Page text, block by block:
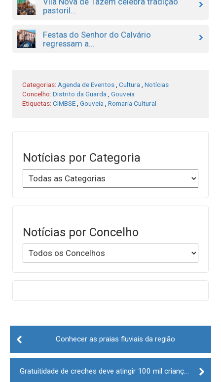
pastoril...
Festas do Senhor do Calvário
regressam a...
Categorias: Agenda de Eventos, Cultura, Notícias
Concelho: Distrito da Guarda, Gouveia
Etiquetas: CIMBSE, Gouveia, Romaria Cultural
Notícias por Categoria
Notícias por Concelho
Post
navigationConhecer as praias fluviais da região
Gratuitidade de creches deve atingir 100 mil crianças em 2024